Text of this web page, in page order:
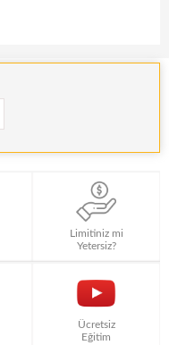
Limitiniz mi
Yetersiz?
Ücretsiz
Eğitim